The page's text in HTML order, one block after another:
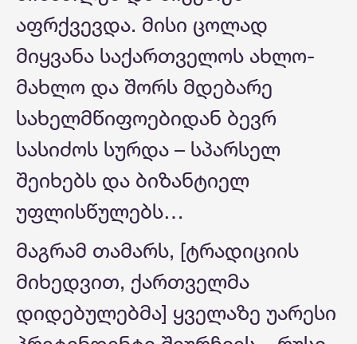
აფრქვევდა. მისი ცოლად
მიყვანა საქართველოს ახლო-
მახლო და შორს მდებარე
სახელმწიფოებიდან ბევრ
სასიძოს სურდა – სპარსელ
შეიხებს და ბიზანტიელ
უფლისწულებს…
მაგრამ თამარს, [ტრადიციის
მიხედვით, ქართველმა
დიდებულებმა] ყველაზე უარესი